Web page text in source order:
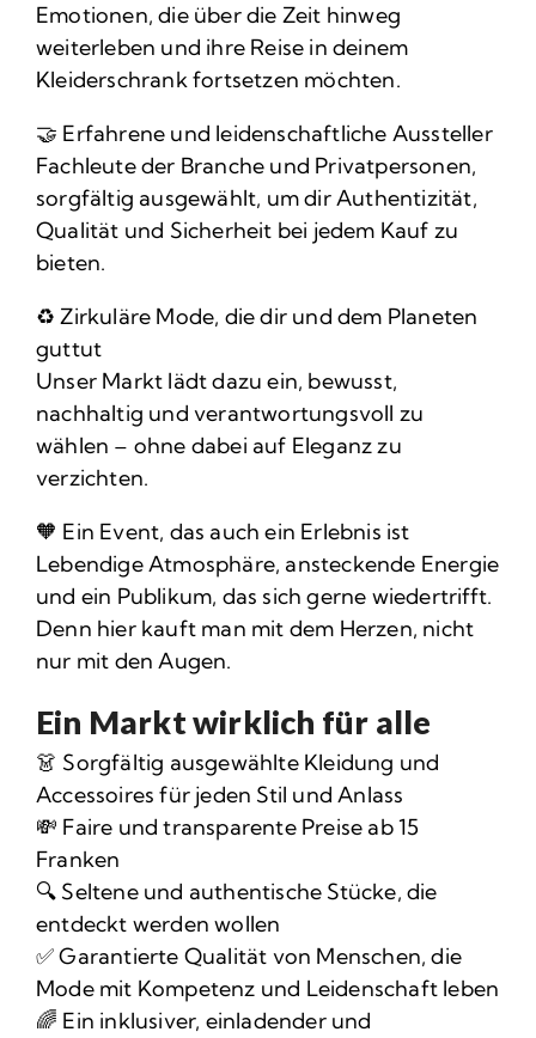
Emotionen, die über die Zeit hinweg
weiterleben und ihre Reise in deinem
Kleiderschrank fortsetzen möchten.
🤝 Erfahrene und leidenschaftliche Aussteller
Fachleute der Branche und Privatpersonen,
sorgfältig ausgewählt, um dir Authentizität,
Qualität und Sicherheit bei jedem Kauf zu
bieten.
♻️ Zirkuläre Mode, die dir und dem Planeten
guttut
Unser Markt lädt dazu ein, bewusst,
nachhaltig und verantwortungsvoll zu
wählen – ohne dabei auf Eleganz zu
verzichten.
🧡 Ein Event, das auch ein Erlebnis ist
Lebendige Atmosphäre, ansteckende Energie
und ein Publikum, das sich gerne wiedertrifft.
Denn hier kauft man mit dem Herzen, nicht
nur mit den Augen.
Ein Markt wirklich für alle
👗 Sorgfältig ausgewählte Kleidung und
Accessoires für jeden Stil und Anlass
💸 Faire und transparente Preise ab 15
Franken
🔍 Seltene und authentische Stücke, die
entdeckt werden wollen
✅ Garantierte Qualität von Menschen, die
Mode mit Kompetenz und Leidenschaft leben
🌈 Ein inklusiver, einladender und